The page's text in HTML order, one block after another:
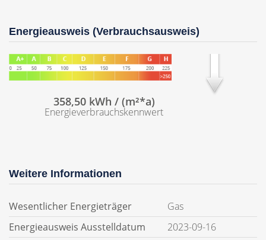
Energieausweis (Verbrauchsausweis)
358,50 kWh / (m²*a)
Energieverbrauchskennwert
Weitere Informationen
Wesentlicher Energieträger
Gas
Energieausweis Ausstelldatum
2023-09-16